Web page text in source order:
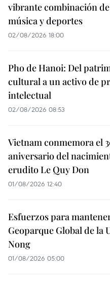
vibrante combinación
música y deportes
02/08/2026 18:00
Pho de Hanoi: Del
cultural a un activo de
intelectual
02/08/2026 08:53
Vietnam conmemora el
aniversario del
erudito Le Quy Don
01/08/2026 12:40
Esfuerzos para
Geoparque Global de la
Nong
01/08/2026 05:00